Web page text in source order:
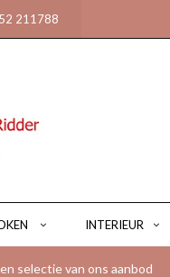
211788
INTERIEUR
selectie van ons aanbod